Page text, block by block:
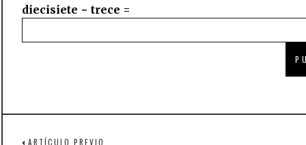
diecisiete − trece =
ARTÍCULO PREVIO